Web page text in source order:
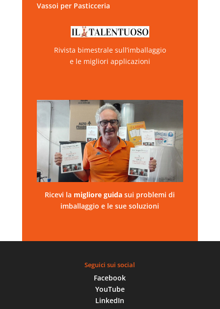
Vassoi per Pasticceria
Rivista bimestrale sull’imballaggio
e le migliori applicazioni
Ricevi la migliore guida sui problemi di
imballaggio e le sue soluzioni
Seguici sui social
Facebook
YouTube
LinkedIn